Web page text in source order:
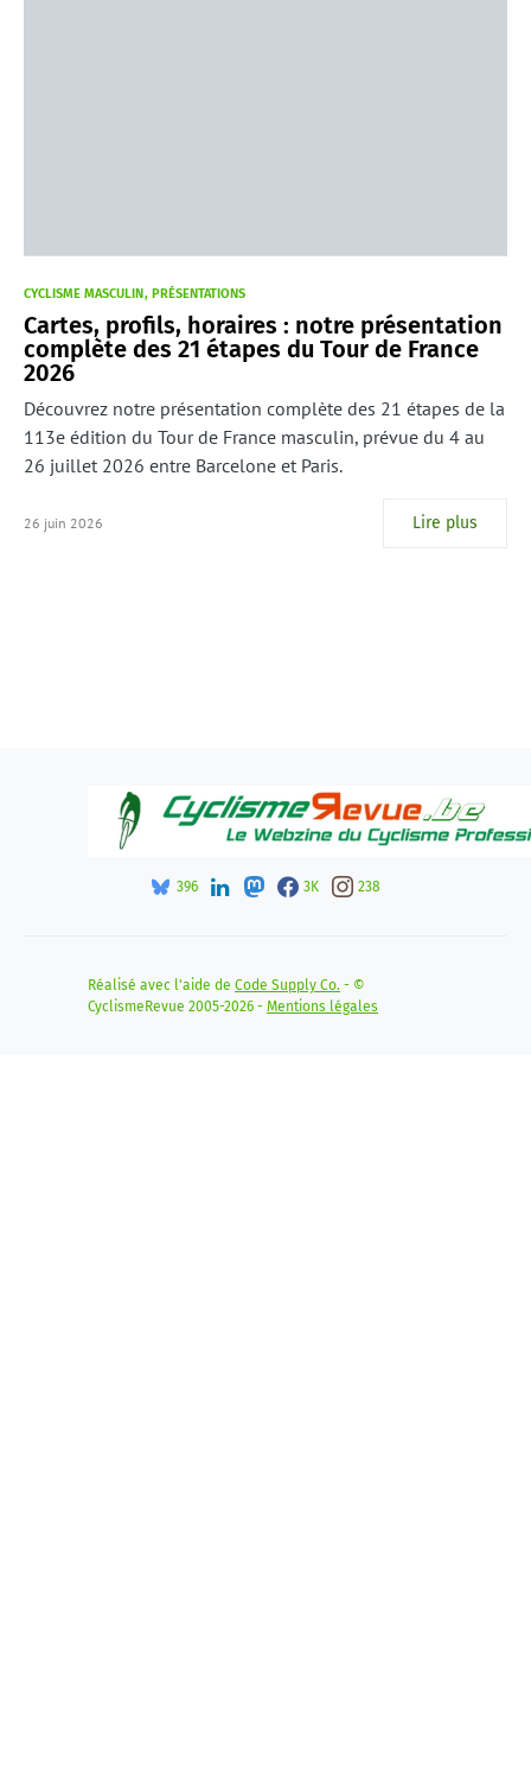
CYCLISME MASCULIN PRÉSENTATIONS
Cartes, profils, horaires : notre présentation
complète des 21 étapes du Tour de France
2026
Découvrez notre présentation complète des 21 étapes de la
113e édition du Tour de France masculin, prévue du 4 au
26 juillet 2026 entre Barcelone et Paris.
26 juin 2026 Lire plus
396 3K 238
Réalisé avec l'aide de Code Supply Co. - ©
CyclismeRevue 2005-2026 - Mentions légales